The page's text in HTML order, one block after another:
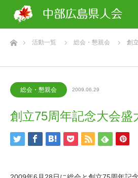
ホーム活動一覧 総会・懇親会 創
総会・懇親会 2009.06.29
創立75周年記念大会盛